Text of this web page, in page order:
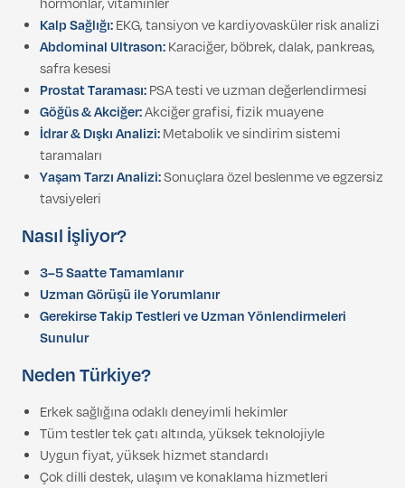
hormonlar, vitaminler
Kalp Sağlığı:EKG, tansiyon ve kardiyovasküler risk analizi
Abdominal Ultrason:Karaciğer, böbrek, dalak, pankreas,
safra kesesi
Prostat Taraması:PSA testi ve uzman değerlendirmesi
Göğüs & Akciğer:Akciğer grafisi, fizik muayene
İdrar & Dışkı Analizi:Metabolik ve sindirim sistemi
taramaları
Yaşam Tarzı Analizi:Sonuçlara özel beslenme ve egzersiz
tavsiyeleri
Nasıl İşliyor?
3–5 Saatte Tamamlanır
Uzman Görüşü ile Yorumlanır
Gerekirse Takip Testleri ve Uzman Yönlendirmeleri
Sunulur
Neden Türkiye?
Erkek sağlığına odaklı deneyimli hekimler
Tüm testler tek çatı altında, yüksek teknolojiyle
Uygun fiyat, yüksek hizmet standardı
Çok dilli destek, ulaşım ve konaklama hizmetleri